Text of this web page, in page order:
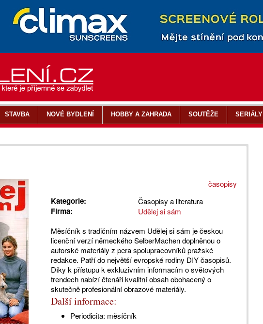
časopisy
Kategorie: Časopisy a literatura
Firma:
Udělej si sám
Měsíčník s tradičním názvem Udělej si sám je českou
licenční verzí německého SelberMachen doplněnou o
autorské materiály z pera spolupracovníků pražské
redakce. Patří do největší evropské rodiny DIY časopisů.
Díky k přístupu k exkluzivním informacím o světových
trendech nabízí čtenáři kvalitní obsah obohacený o
skutečně profesionální obrazové materiály.
Další informace:
Periodicita: měsíčník
STAVBA NOVÉ BYDLENÍ HOBBY A ZAHRADA SOUTĚŽE SERIÁLY